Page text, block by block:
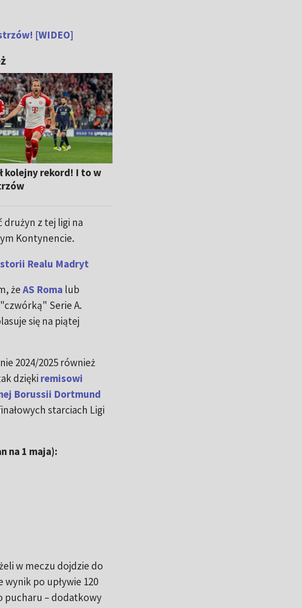
[WIDEO]
kolejny rekord! I to w
drużyn z tej ligi na
Kontynencie.
Realu Madryt
żeAS Roma lub
Serie A.
się na piątej
2024/2025 również
dzięki remisowi
Borussii Dortmund
starciach Ligi
na 1 maja):
w meczu dojdzie do
po upływie 120
pucharu – dodatkowy